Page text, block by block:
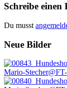
Leser-
Schreibe
Du musst
Footer
Neue Bilder